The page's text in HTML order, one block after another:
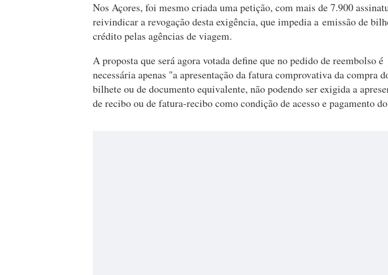
Nos Açores, foi mesmo criada uma petição, com mais de 7.900
reivindicar a revogação desta exigência, que impedia a emissão de
crédito pelas agências de viagem.
A proposta que será agora votada define que no pedido de reembolso é
necessária apenas "a apresentação da fatura comprovativa da compra
bilhete ou de documento equivalente, não podendo ser exigida a
de recibo ou de fatura-recibo como condição de acesso e pagamento